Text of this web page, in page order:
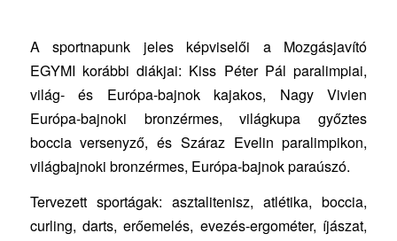
A sportnapunk jeles képviselői a Mozgásjavító
EGYMI korábbi diákjai: Kiss Péter Pál paralimpiai,
világ- és Európa-bajnok kajakos, Nagy Vivien
Európa-bajnoki bronzérmes, világkupa győztes
boccia versenyző, és Száraz Evelin paralimpikon,
világbajnoki bronzérmes, Európa-bajnok paraúszó.
Tervezett sportágak: asztalitenisz, atlétika, boccia,
curling, darts, erőemelés, evezés-ergométer, íjászat,